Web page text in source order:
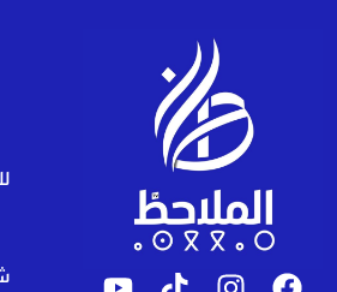
عن
للنشر
شروط